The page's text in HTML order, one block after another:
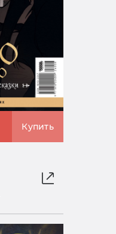
Купить